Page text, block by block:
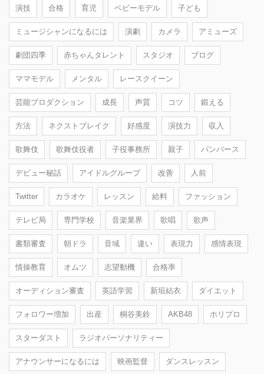
演技 合格 育児 ベビーモデル 子ども
ミュージシャンになるには 演劇 カメラ アミューズ
劇団四季 赤ちゃんタレント スタジオ ブログ
ママモデル メンタル レースクイーン
芸能プロダクション 成長 声質 コツ 鍛える
方法 ネクストブレイク 好感度 演技力 収入
歌舞伎 歌舞伎役者 子役事務所 親子 パンパース
デビュー秘話 アイドルグループ 改善 人前
Twitter カラオケ レッスン 給料 ファッション
テレビ局 専門学校 音楽業界 歌唱 歌声
書類審査 朝ドラ 音域 違い 表現力 感情表現
情操教育 オムツ 志望動機 合格率
オーディション審査 英語学習 新垣結衣 ダイエット
フォロワー増加 出産 桐谷美鈴 AKB48 ホリプロ
スターダスト ラジオパーソナリティー
アナウンサーになるには 映画監督 ダンスレッスン